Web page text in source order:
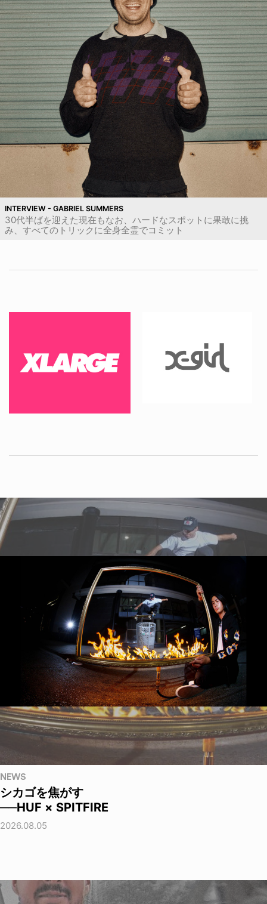
INTERVIEW - GABRIEL SUMMERS
30代半ばを迎えた現在もなお、ハードなスポットに果敢に挑
み、すべてのトリックに全身全霊でコミット
NEWS
シカゴを焦がす
──HUF × SPITFIRE
2026.08.05